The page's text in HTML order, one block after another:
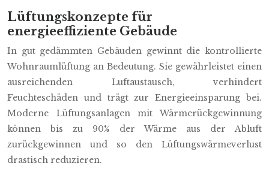
Lüftungskonzepte für
energieeffiziente Gebäude
In gut gedämmten Gebäuden gewinnt die kontrollierte
Wohnraumlüftung an Bedeutung. Sie gewährleistet einen
ausreichenden Luftaustausch, verhindert
Feuchteschäden und trägt zur Energieeinsparung bei.
Moderne Lüftungsanlagen mit Wärmerückgewinnung
können bis zu 90% der Wärme aus der Abluft
zurückgewinnen und so den Lüftungswärmeverlust
drastisch reduzieren.